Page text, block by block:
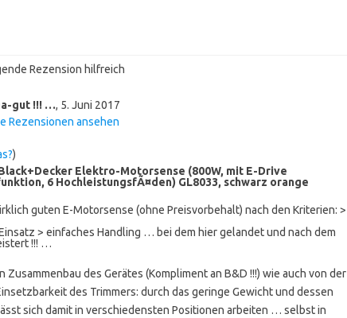
Rezension hilfreich
gut !!! …, 5. Juni 2017
Rezensionen ansehen
)
Elektro-Motorsense (800W, mit E-Drive
6 HochleistungsfÃ¤den) GL8033, schwarz orange
guten E-Motorsense (ohne Preisvorbehalt) nach den Kriterien: >
> einfaches Handling … bei dem hier gelandet und nach dem
!!! …
des Gerätes (Kompliment an B&D !!!) wie auch von der
des Trimmers: durch das geringe Gewicht und dessen
sich damit in verschiedensten Positionen arbeiten … selbst in